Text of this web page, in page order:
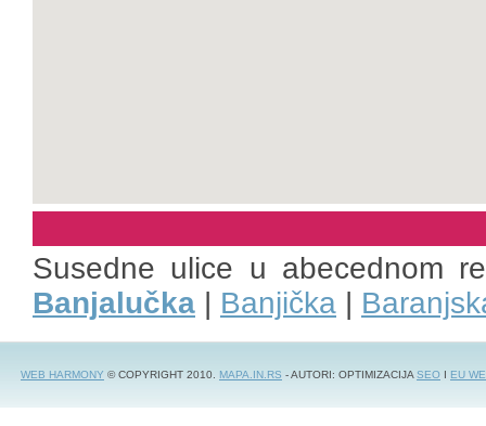
Susedne ulice u abecednom
Banjalučka | Banjička |
WEB HARMONY © COPYRIGHT 2010. MAPA.IN.RS - AUTORI: OPTIMIZACIJASEO I EU